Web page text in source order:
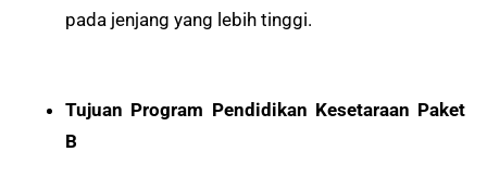
pada jenjang yang lebih tinggi.
Tujuan Program Pendidikan Kesetaraan Paket
B